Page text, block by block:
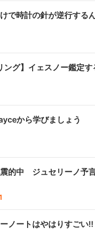
で時計の針が逆行する
ング】イェスノー鑑定す
から学びましょう
的中 ジュセリーノ予
ノートはやはりすごい!!